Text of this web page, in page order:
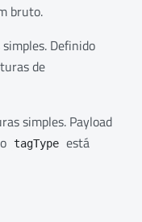
bruto.
Definido
de
simples. Payload
tagType está